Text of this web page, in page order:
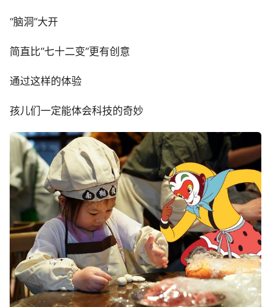
“脑洞”大开
简直比“七十二变”更有创意
通过这样的体验
孩儿们一定能体会科技的奇妙